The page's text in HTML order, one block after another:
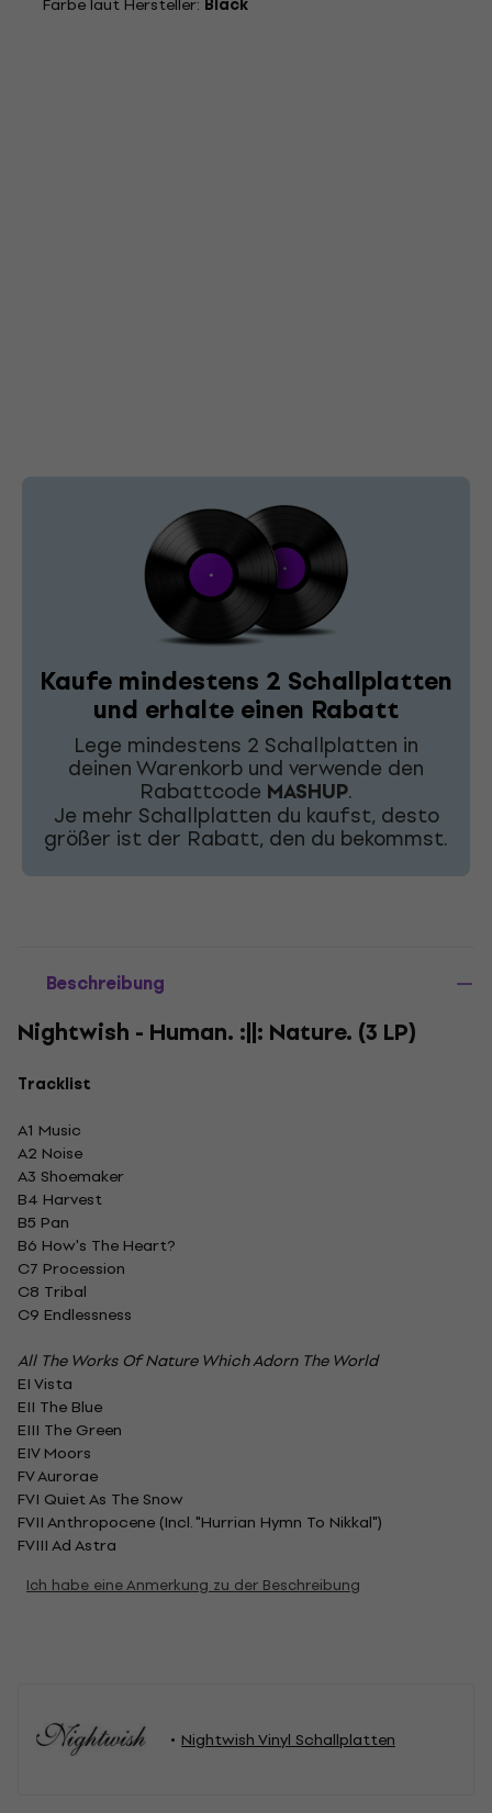
Kaufe mindestens 2 Schallplatten
und erhalte einen Rabatt
Lege mindestens 2 Schallplatten in
deinen Warenkorb und verwende den
Rabattcode MASHUP.
Je mehr Schallplatten du kaufst, desto
größer ist der Rabatt, den du bekommst.
Beschreibung
Nightwish - Human. :||: Nature. (3 LP)
Tracklist
A1 Music
A2 Noise
A3 Shoemaker
B4 Harvest
B5 Pan
B6 How's The Heart?
C7 Procession
C8 Tribal
C9 Endlessness
All The Works Of Nature Which Adorn The World
EI Vista
EII The Blue
EIII The Green
EIV Moors
FV Aurorae
FVI Quiet As The Snow
FVII Anthropocene (Incl. "Hurrian Hymn To Nikkal")
FVIII Ad Astra
Ich habe eine Anmerkung zu der Beschreibung
Nightwish Vinyl Schallplatten